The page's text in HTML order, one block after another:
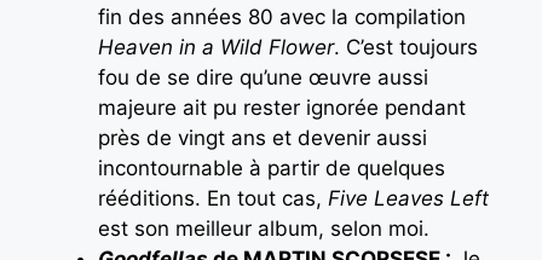
fin des années 80 avec la compilation
Heaven in a Wild Flower. C’est toujours
fou de se dire qu’une œuvre aussi
majeure ait pu rester ignorée pendant
près de vingt ans et devenir aussi
incontournable à partir de quelques
rééditions. En tout cas, Five Leaves Left
est son meilleur album, selon moi.